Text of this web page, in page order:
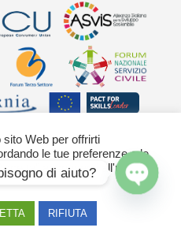
Palestro 11 00185 Roma - tel 06
Ufficio stampa tel: 06
-Cookies Policy
Web per offrirti
le tue preferenze e le
acconsenti all'uso di
RIFIUTA
di aiuto?